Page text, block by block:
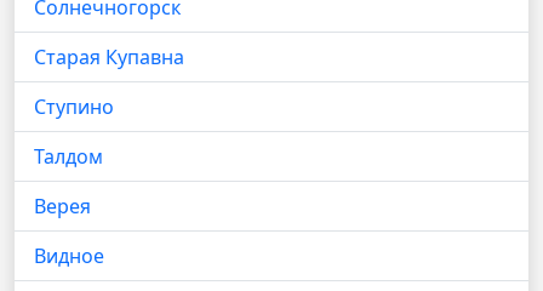
Солнечногорск
Старая Купавна
Ступино
Талдом
Верея
Видное